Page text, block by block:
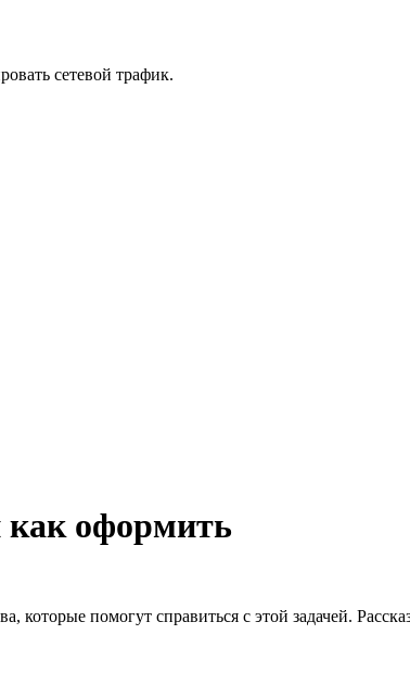
сетевой трафик.
как оформить
помогут справиться с этой задачей.